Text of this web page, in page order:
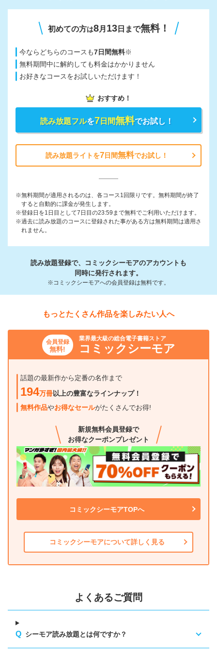
初めての方は8月 13日まで無料！
今ならどちらのコースも7日間無料※
無料期間中に解約しても料金はかかりません
お好きなコースをお試しいただけます！
おすすめ！
読み放題フルを7日間無料でお試し！
読み放題ライトを7日間無料でお試し！
※無料期間が適用されるのは、各コース1回限りです。無料期間が終了
すると自動的に課金が発生します。
※登録日を1日目として7日目の23:59まで無料でご利用いただけます。
※過去に読み放題のコースに登録された事がある方は無料期間は適用さ
れません。
読み放題登録で、コミックシーモアのアカウントも
同時に発行されます。
※コミックシーモアへの会員登録は無料です。
もっとたくさん作品を楽しみたい人へ
会員登録
無料!
業界最大級の総合電子書籍ストア
コミックシーモア
話題の最新作から定番の名作まで
194万冊以上の豊富なラインナップ！
無料作品やお得なセールがたくさんでお得!
新規無料会員登録で
お得なクーポンプレゼント
コミックシーモアTOPへ
コミックシーモアについて詳しく見る
よくあるご質問
シーモア読み放題とは何ですか？